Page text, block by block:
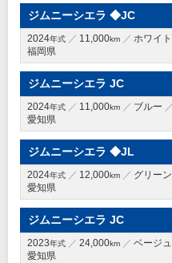
ジムニーシエラ ◆JC
2024年式 11,000km ホワイト
福岡県
ジムニーシエラ JC
2024年式 11,000km ブルー
愛知県
ジムニーシエラ ◆JL
2024年式 12,000km グリーン
愛知県
ジムニーシエラ JC
2023年式 24,000km ベージュ
愛知県